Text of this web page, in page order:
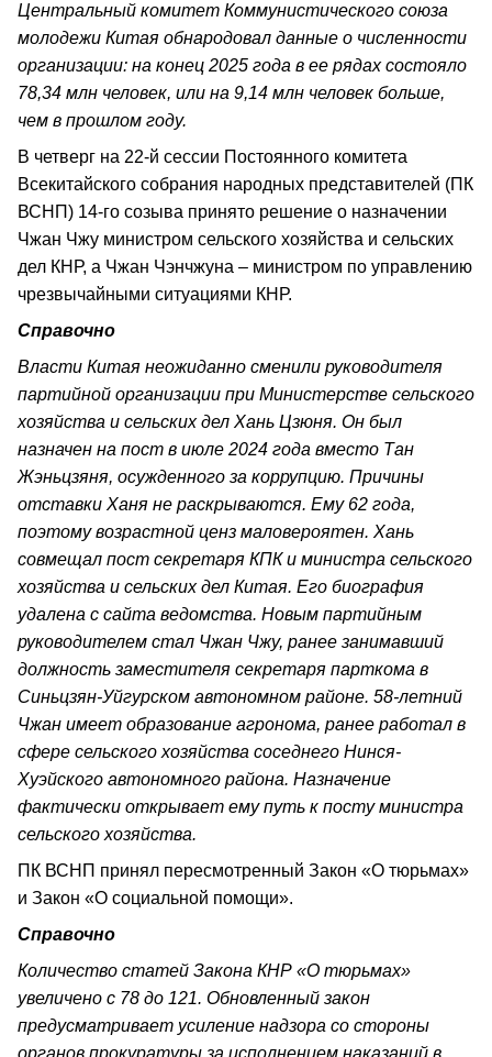
Центральный комитет Коммунистического союза
молодежи Китая обнародовал данные о численности
организации: на конец 2025 года в ее рядах состояло
78,34 млн человек, или на 9,14 млн человек больше,
чем в прошлом году.
В четверг на 22-й сессии Постоянного комитета
Всекитайского собрания народных представителей (ПК
ВСНП) 14-го созыва принято решение о назначении
Чжан Чжу министром сельского хозяйства и сельских
дел КНР, а Чжан Чэнчжуна – министром по управлению
чрезвычайными ситуациями КНР.
Справочно
Власти Китая неожиданно сменили руководителя
партийной организации при Министерстве сельского
хозяйства и сельских дел Хань Цзюня. Он был
назначен на пост в июле 2024 года вместо Тан
Жэньцзяня, осужденного за коррупцию. Причины
отставки Ханя не раскрываются. Ему 62 года,
поэтому возрастной ценз маловероятен. Хань
совмещал пост секретаря КПК и министра сельского
хозяйства и сельских дел Китая. Его биография
удалена с сайта ведомства. Новым партийным
руководителем стал Чжан Чжу, ранее занимавший
должность заместителя секретаря парткома в
Синьцзян-Уйгурском автономном районе. 58-летний
Чжан имеет образование агронома, ранее работал в
сфере сельского хозяйства соседнего Нинся-
Хуэйского автономного района. Назначение
фактически открывает ему путь к посту министра
сельского хозяйства.
ПК ВСНП принял пересмотренный Закон «О тюрьмах»
и Закон «О социальной помощи».
Справочно
Количество статей Закона КНР «О тюрьмах»
увеличено с 78 до 121. Обновленный закон
предусматривает усиление надзора со стороны